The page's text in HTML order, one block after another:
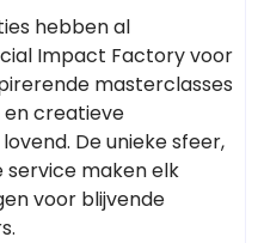
hebben al
Impact Factory voor
masterclasses
creatieve
De unieke sfeer,
service maken elk
voor blijvende